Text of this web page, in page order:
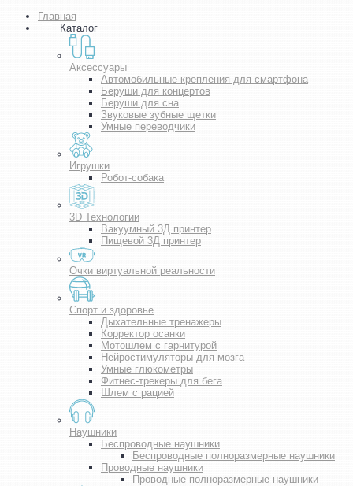
Главная
Каталог
Аксессуары
Автомобильные крепления для смартфона
Беруши для концертов
Беруши для сна
Звуковые зубные щетки
Умные переводчики
Игрушки
Робот-собака
3D Технологии
Вакуумный 3Д принтер
Пищевой 3Д принтер
Очки виртуальной реальности
Спорт и здоровье
Дыхательные тренажеры
Корректор осанки
Мотошлем с гарнитурой
Нейростимуляторы для мозга
Умные глюкометры
Фитнес-трекеры для бега
Шлем с рацией
Наушники
Беспроводные наушники
Беспроводные полноразмерные наушники
Проводные наушники
Проводные полноразмерные наушники